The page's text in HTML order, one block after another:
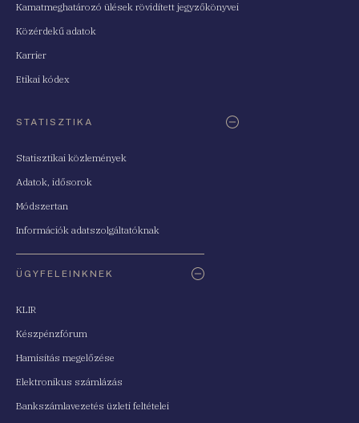
Kamatmeghatározó ülések rövidített jegyzőkönyvei
Közérdekű adatok
Karrier
Etikai kódex
STATISZTIKA
Statisztikai közlemények
Adatok, idősorok
Módszertan
Információk adatszolgáltatóknak
ÜGYFELEINKNEK
KLIR
Készpénzfórum
Hamisítás megelőzése
Elektronikus számlázás
Bankszámlavezetés üzleti feltételei